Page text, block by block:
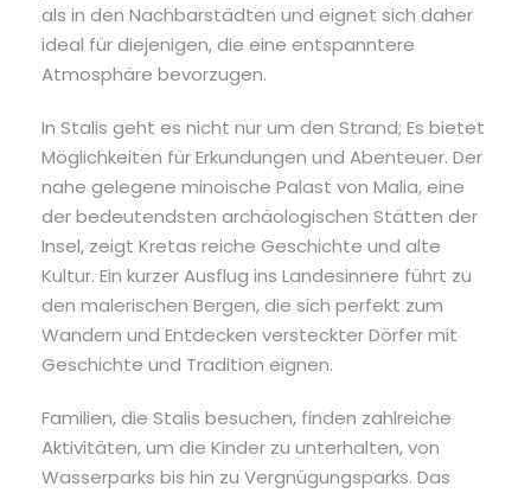
als in den Nachbarstädten und eignet sich daher
ideal für diejenigen, die eine entspanntere
Atmosphäre bevorzugen.
In Stalis geht es nicht nur um den Strand; Es bietet
Möglichkeiten für Erkundungen und Abenteuer. Der
nahe gelegene minoische Palast von Malia, eine
der bedeutendsten archäologischen Stätten der
Insel, zeigt Kretas reiche Geschichte und alte
Kultur. Ein kurzer Ausflug ins Landesinnere führt zu
den malerischen Bergen, die sich perfekt zum
Wandern und Entdecken versteckter Dörfer mit
Geschichte und Tradition eignen.
Familien, die Stalis besuchen, finden zahlreiche
Aktivitäten, um die Kinder zu unterhalten, von
Wasserparks bis hin zu Vergnügungsparks. Das